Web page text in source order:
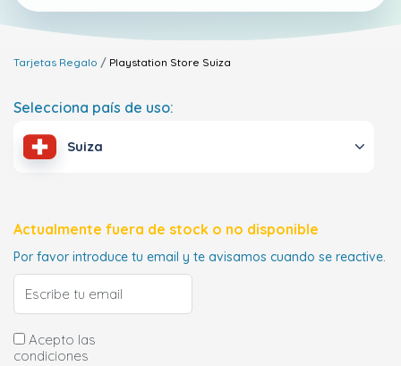
Tarjetas Regalo Playstation Store Suiza
Selecciona país de uso:
Suiza
Actualmente fuera de stock o no disponible
Por favor introduce tu email y te avisamos cuando se reactive.
Acepto las
condiciones